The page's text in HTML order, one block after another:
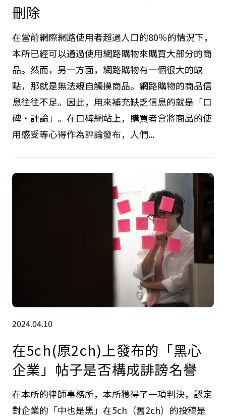
刪除
在當前網際網路使用者超過人口的80％的情況下，
本所已經可以通過使用網路購物來購買大部分的商
品。然而，另一方面，網路購物有一個很大的缺
點，那就是無法親自觸摸商品。網路購物的商品信
息往往不足。因此，用來補充缺乏信息的就是「口
碑・評論」。在口碑網站上，購買者會將商品的使
用感受等心得作為評論發布，人們...
2024.04.10
在5ch(原2ch)上發布的「黑心
企業」帖子是否構成誹謗名譽
在本所的律師事務所，本所獲得了一項判決，認定
對企業的「中也是黑」在5ch（舊2ch）的投稿是